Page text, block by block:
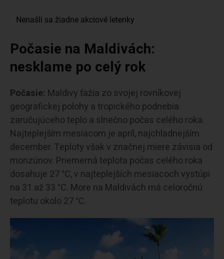
Počasie na Maldivách:
nesklame po celý rok
Počasie: Maldivy ťažia zo svojej rovníkovej
geografickej polohy a tropického podnebia
zaručujúceho teplo a slnečno počas celého roka.
Najteplejším mesiacom je apríl, najchladnejším
december. Teploty však v značnej miere závisia od
monzúnov. Priemerná teplota počas celého roka
dosahuje 27 °C, v najteplejších mesiacoch vystúpi
na 31 až 33 °C. More na Maldivách má celoročnú
teplotu okolo 27 °C.